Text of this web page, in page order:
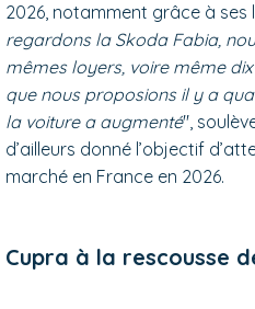
2026, notamment grâce à
regardons la Skoda Fabia,
mêmes loyers, voire même
que nous proposions il y a
la voiture a augmenté",
d’ailleurs donné l’objectif
marché en France en 2026.
Cupra à la rescousse